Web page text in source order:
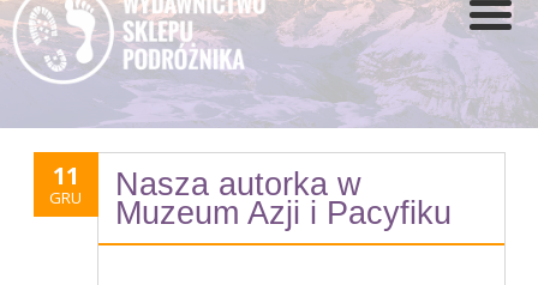
11
GRU
Nasza autorka w
Muzeum Azji i Pacyfiku